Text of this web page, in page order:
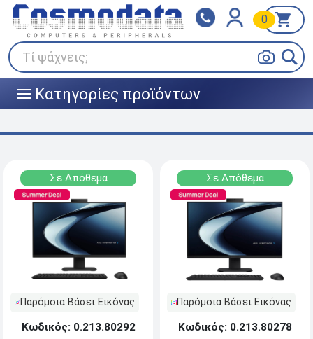
Τί ψάχνεις;
0
||| Κατηγορίες προϊόντων
Klarna
Πληρώστε σε 3
άτοκες δόσεις
BOX NOW
Σε Απόθεμα
Παρόμοια Βάσει Εικόνας
Κωδικός: 0.213.80292
Σε Απόθεμα
Παρόμοια Βάσει Εικόνας
Κωδικός: 0.213.80278